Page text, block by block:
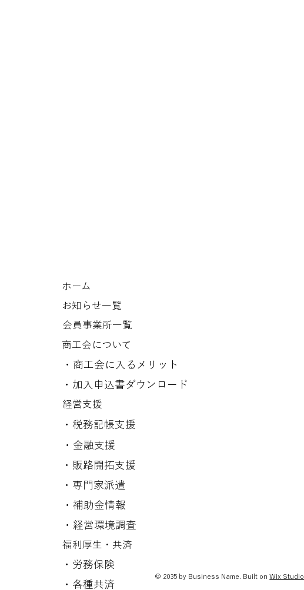
ホーム
お知らせ一覧
会員事業所一覧
商工会について
​・商工会に入るメリット
​・ 加入申込書ダウンロード
経営支援
​・税務記帳支援
​・金融支援
​・販路開拓支援
​・専門家派遣
​・補助金情報
​・経営環境調査
​福利厚生・共済
​・労務保険
​・各種共済
© 2035 by Business Name. Built onWix Studio